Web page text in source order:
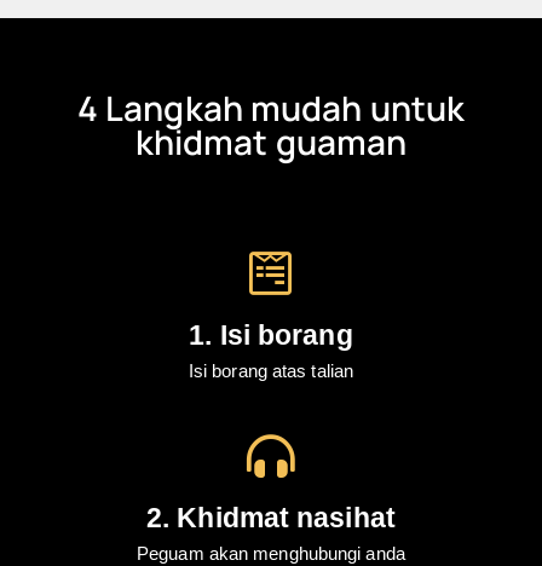
4 Langkah mudah untuk
khidmat guaman
1. Isi borang
Isi borang atas talian
2. Khidmat nasihat
Peguam akan menghubungi anda